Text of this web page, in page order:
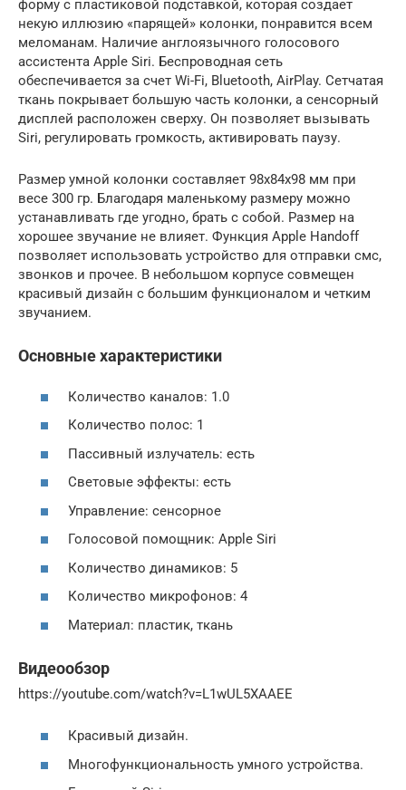
форму с пластиковой подставкой, которая создает
некую иллюзию «парящей» колонки, понравится всем
меломанам. Наличие англоязычного голосового
ассистента Apple Siri. Беспроводная сеть
обеспечивается за счет Wi-Fi, Bluetooth, AirPlay. Сетчатая
ткань покрывает большую часть колонки, а сенсорный
дисплей расположен сверху. Он позволяет вызывать
Siri, регулировать громкость, активировать паузу.
Размер умной колонки составляет 98х84х98 мм при
весе 300 гр. Благодаря маленькому размеру можно
устанавливать где угодно, брать с собой. Размер на
хорошее звучание не влияет. Функция Apple Handoff
позволяет использовать устройство для отправки смс,
звонков и прочее. В небольшом корпусе совмещен
красивый дизайн с большим функционалом и четким
звучанием.
Основные характеристики
Количество каналов: 1.0
Количество полос: 1
Пассивный излучатель: есть
Световые эффекты: есть
Управление: сенсорное
Голосовой помощник: Apple Siri
Количество динамиков: 5
Количество микрофонов: 4
Материал: пластик, ткань
Видеообзор
https://youtube.com/watch?v=L1wUL5XAAEE
Красивый дизайн.
Многофункциональность умного устройства.